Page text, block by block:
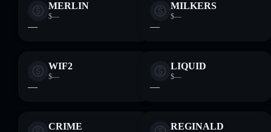
MERLIN
$—
—
MILKERS
$—
—
WIF2
$—
—
LIQUID
$—
—
CRIME REGINALD